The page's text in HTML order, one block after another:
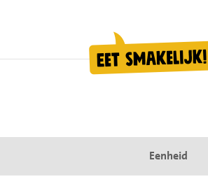
Eenheid